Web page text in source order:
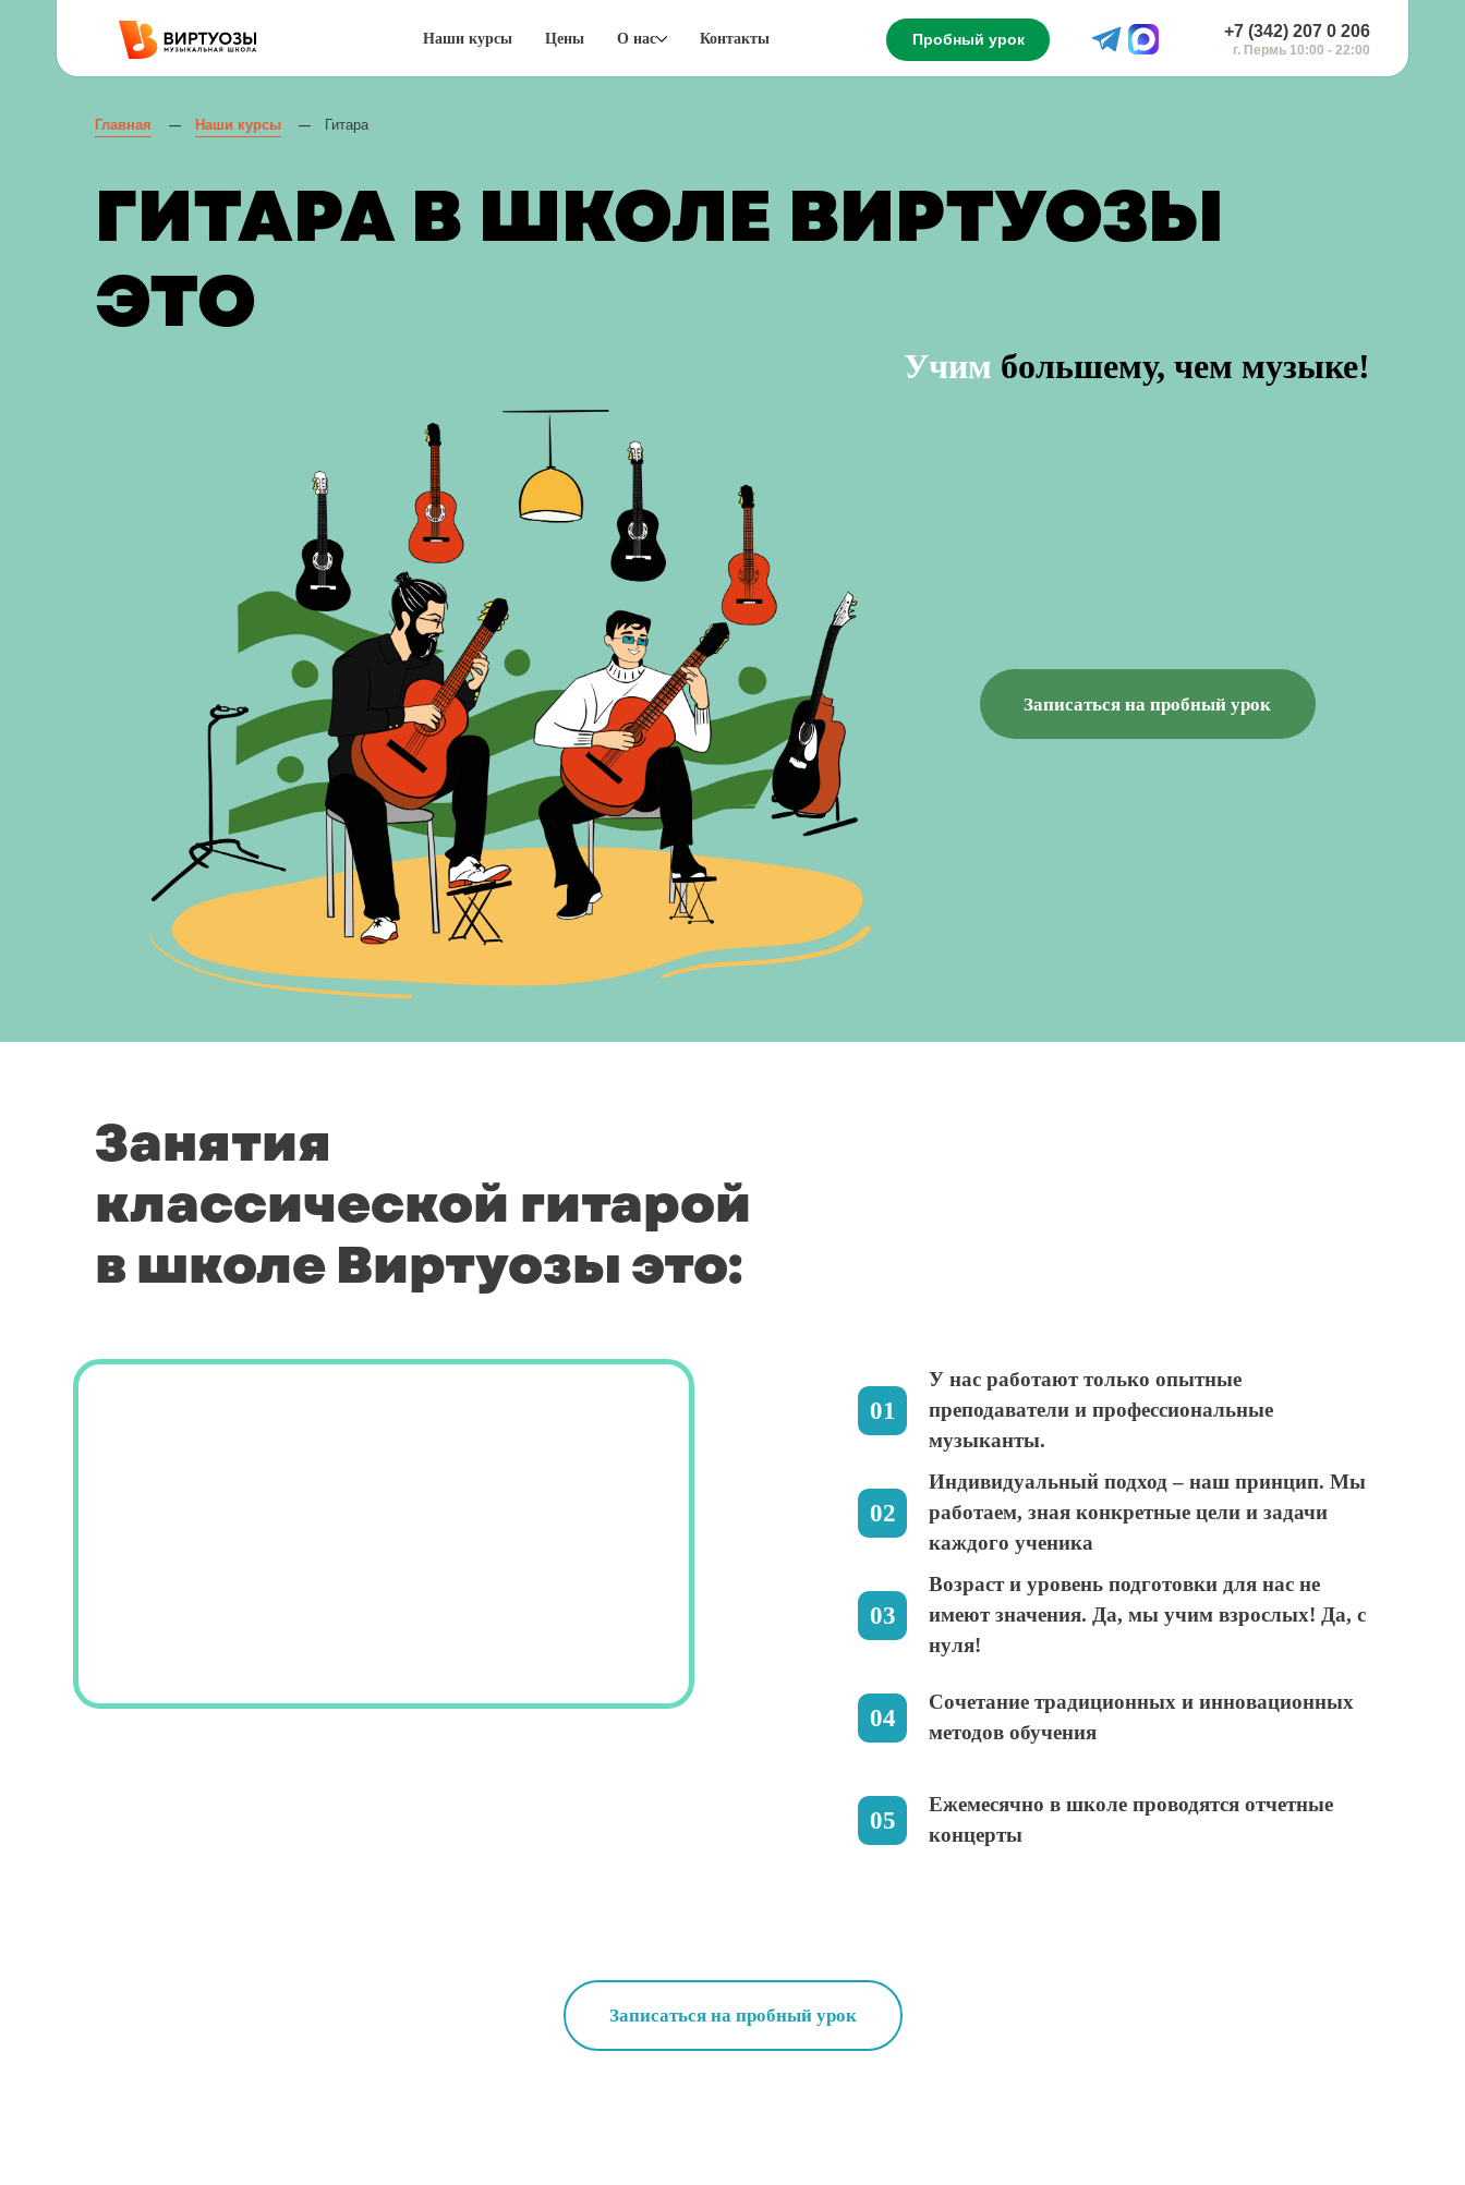
Наши курсы Цены О нас Контакты Пробный урок +7 (342) 207 0 206
г. Пермь 10:00 - 22:00
Главная — Наши курсы — Гитара
ГИТАРА В ШКОЛЕ ВИРТУОЗЫ
ЭТО
Учим большему, чем музыке!
Записаться на пробный урок
Занятия
классической гитарой
в школе Виртуозы это:
У нас работают только опытные
преподаватели и профессиональные
музыканты.
Индивидуальный подход – наш принцип. Мы
работаем, зная конкретные цели и задачи
каждого ученика
Возраст и уровень подготовки для нас не
имеют значения. Да, мы учим взрослых! Да, с
нуля!
Сочетание традиционных и инновационных
методов обучения
Ежемесячно в школе проводятся отчетные
концерты
Записаться на пробный урок